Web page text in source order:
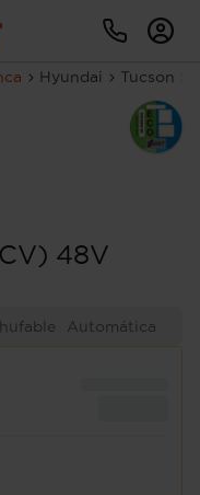
Hyundai Tucson
48V
Automática